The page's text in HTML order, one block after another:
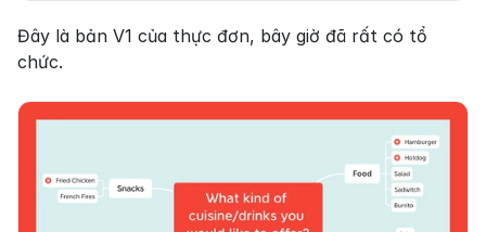
Đây là bản V1 của thực đơn, bây giờ đã rất có tổ
chức.